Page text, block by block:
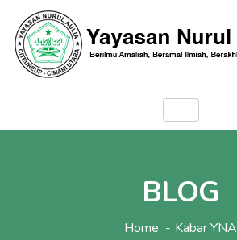
BLOG
Home
Kabar YNA